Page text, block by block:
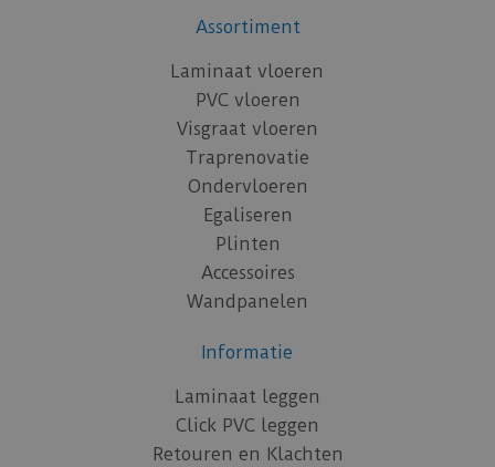
Assortiment
Laminaat vloeren
PVC vloeren
Visgraat vloeren
Traprenovatie
Ondervloeren
Egaliseren
Plinten
Accessoires
Wandpanelen
Informatie
Laminaat leggen
Click PVC leggen
Retouren en Klachten